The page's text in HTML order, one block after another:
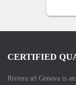
CERTIFIED
Riviera srl Genova is